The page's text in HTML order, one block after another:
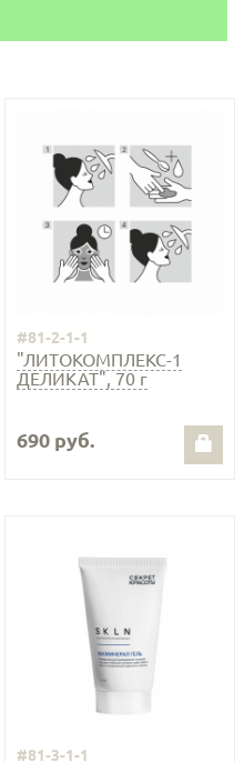
#81-2-1-1
"ЛИТОКОМПЛЕКС-1
ДЕЛИКАТ", 70 г
690 руб.
#81-3-1-1